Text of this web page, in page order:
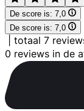
De score is: 7,0
De score is: 7,0
totaal 7
0 reviews in de